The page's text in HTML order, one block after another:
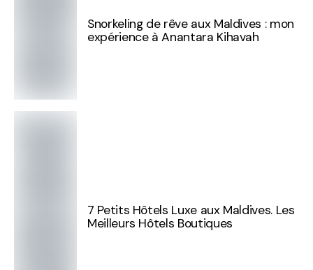
Snorkeling de rêve aux Maldives : mon
expérience à Anantara Kihavah
7 Petits Hôtels Luxe aux Maldives. Les
Meilleurs Hôtels Boutiques